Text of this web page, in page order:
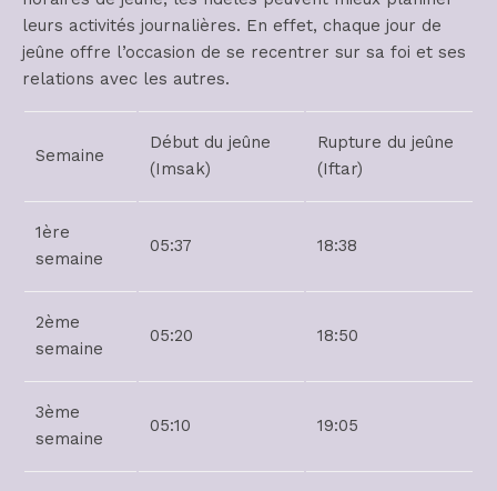
leurs activités journalières. En effet, chaque jour de
jeûne offre l’occasion de se recentrer sur sa foi et ses
relations avec les autres.
Semaine
Début du jeûne
(Imsak)
Rupture du jeûne
(Iftar)
1ère
semaine
05:37 18:38
2ème
semaine
05:20 18:50
3ème
semaine
05:10 19:05